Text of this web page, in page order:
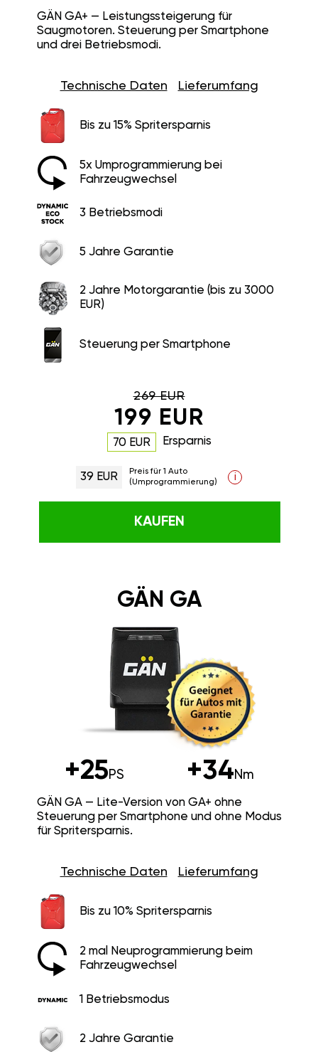
GÄN GA+ — Leistungssteigerung für
Saugmotoren. Steuerung per Smartphone
und drei Betriebsmodi.
Technische Daten Lieferumfang
Bis zu 15% Spritersparnis
5x Umprogrammierung bei
Fahrzeugwechsel
3 Betriebsmodi
5 Jahre Garantie
2 Jahre Motorgarantie (bis zu 3000
EUR)
Steuerung per Smartphone
269 EUR
199 EUR
70 EUR Ersparnis
39 EUR
Preis für 1 Auto
(Umprogrammierung)
i
KAUFEN
GÄN GA
+25PS +34Nm
GÄN GA — Lite-Version von GA+ ohne
Steuerung per Smartphone und ohne Modus
für Spritersparnis.
Technische Daten Lieferumfang
Bis zu 10% Spritersparnis
2 mal Neuprogrammierung beim
Fahrzeugwechsel
1 Betriebsmodus
2 Jahre Garantie